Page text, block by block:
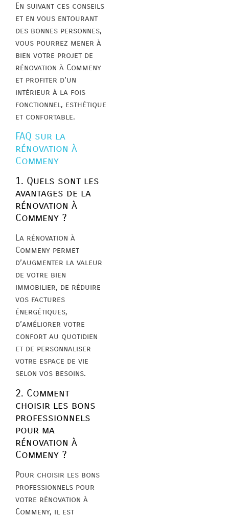
En suivant ces conseils
et en vous entourant
des bonnes personnes,
vous pourrez mener à
bien votre projet de
rénovation à Commeny
et profiter d’un
intérieur à la fois
fonctionnel, esthétique
et confortable.
FAQ sur la
rénovation à
Commeny
1. Quels sont les
avantages de la
rénovation à
Commeny ?
La rénovation à
Commeny permet
d’augmenter la valeur
de votre bien
immobilier, de réduire
vos factures
énergétiques,
d’améliorer votre
confort au quotidien
et de personnaliser
votre espace de vie
selon vos besoins.
2. Comment
choisir les bons
professionnels
pour ma
rénovation à
Commeny ?
Pour choisir les bons
professionnels pour
votre rénovation à
Commeny, il est